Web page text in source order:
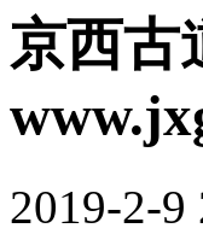
京西古
2019-2-9